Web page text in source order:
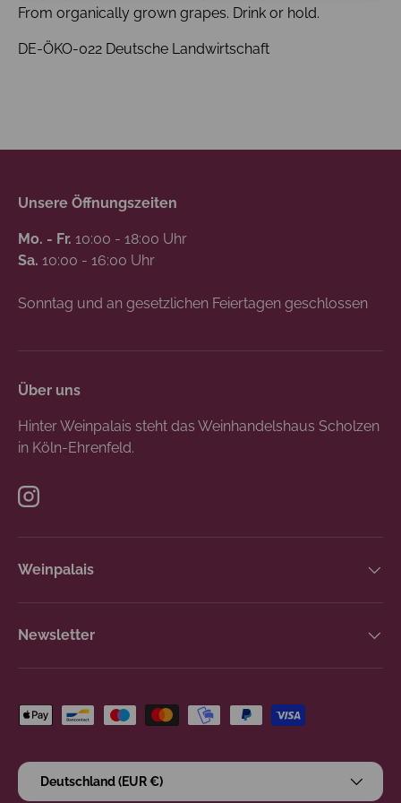
From organically grown grapes. Drink or hold.
DE-ÖKO-022 Deutsche Landwirtschaft
Unsere Öffnungszeiten
Mo. - Fr. 10:00 - 18:00 Uhr
Sa. 10:00 - 16:00 Uhr
Sonntag und an gesetzlichen Feiertagen geschlossen
Über uns
Hinter Weinpalais steht das Weinhandelshaus Scholzen
in Köln-Ehrenfeld.
Instagram
Weinpalais
Newsletter
Zahlungsmethoden
Land/Region
Deutschland (EUR €)